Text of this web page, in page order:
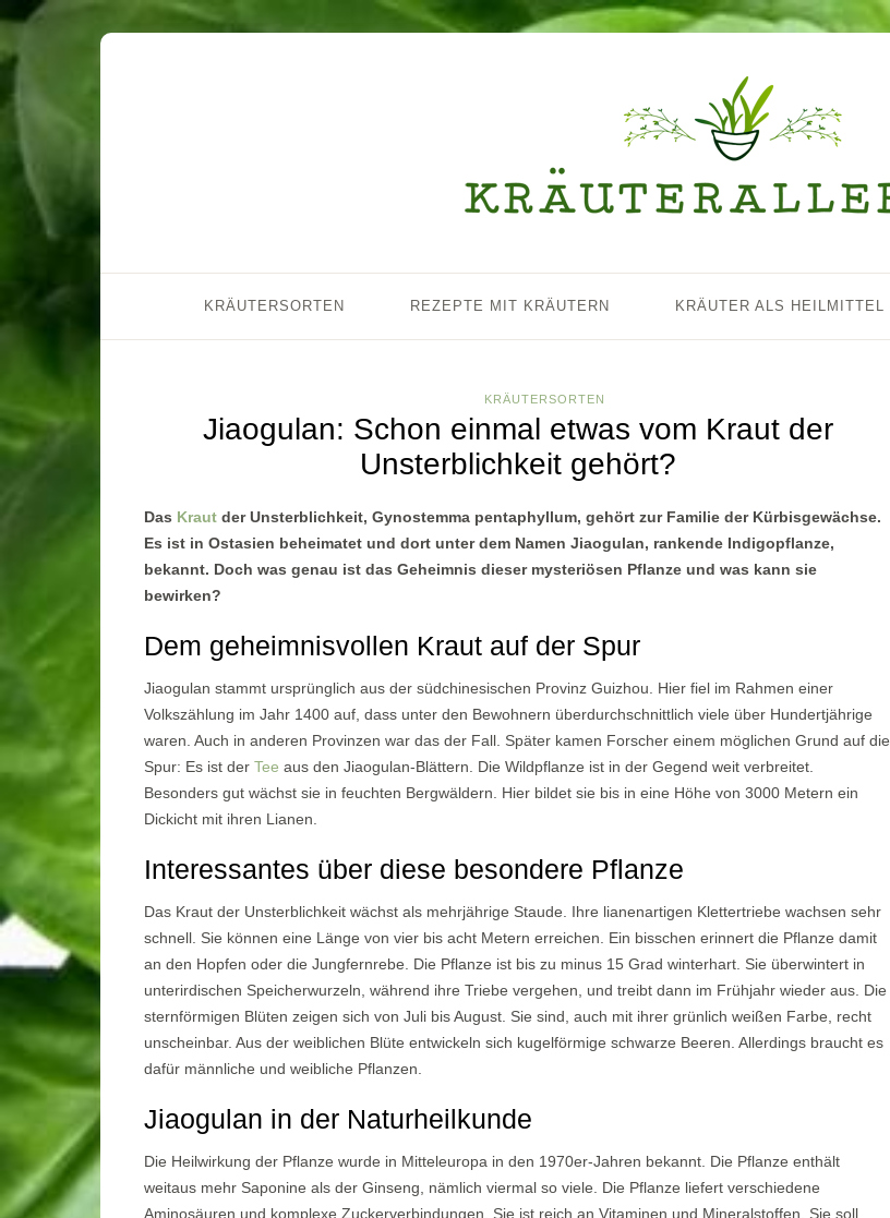
KRÄUTERSORTEN REZEPTE MIT KRÄUTERN KRÄUTER ALS HEILMITTEL
KRÄUTERSORTEN
Jiaogulan: Schon einmal etwas vom Kraut der
Unsterblichkeit gehört?
Das Kraut der Unsterblichkeit, Gynostemma pentaphyllum, gehört zur Familie der Kürbisgewächse.
Es ist in Ostasien beheimatet und dort unter dem Namen Jiaogulan, rankende Indigopflanze,
bekannt. Doch was genau ist das Geheimnis dieser mysteriösen Pflanze und was kann sie
bewirken?
Dem geheimnisvollen Kraut auf der Spur
Jiaogulan stammt ursprünglich aus der südchinesischen Provinz Guizhou. Hier fiel im Rahmen einer
Volkszählung im Jahr 1400 auf, dass unter den Bewohnern überdurchschnittlich viele über Hundertjährige
waren. Auch in anderen Provinzen war das der Fall. Später kamen Forscher einem möglichen Grund auf die
Spur: Es ist der Tee aus den Jiaogulan-Blättern. Die Wildpflanze ist in der Gegend weit verbreitet.
Besonders gut wächst sie in feuchten Bergwäldern. Hier bildet sie bis in eine Höhe von 3000 Metern ein
Dickicht mit ihren Lianen.
Interessantes über diese besondere Pflanze
Das Kraut der Unsterblichkeit wächst als mehrjährige Staude. Ihre lianenartigen Klettertriebe wachsen sehr
schnell. Sie können eine Länge von vier bis acht Metern erreichen. Ein bisschen erinnert die Pflanze damit
an den Hopfen oder die Jungfernrebe. Die Pflanze ist bis zu minus 15 Grad winterhart. Sie überwintert in
unterirdischen Speicherwurzeln, während ihre Triebe vergehen, und treibt dann im Frühjahr wieder aus. Die
sternförmigen Blüten zeigen sich von Juli bis August. Sie sind, auch mit ihrer grünlich weißen Farbe, recht
unscheinbar. Aus der weiblichen Blüte entwickeln sich kugelförmige schwarze Beeren. Allerdings braucht es
dafür männliche und weibliche Pflanzen.
Jiaogulan in der Naturheilkunde
Die Heilwirkung der Pflanze wurde in Mitteleuropa in den 1970er-Jahren bekannt. Die Pflanze enthält
weitaus mehr Saponine als der Ginseng, nämlich viermal so viele. Die Pflanze liefert verschiedene
Aminosäuren und komplexe Zuckerverbindungen. Sie ist reich an Vitaminen und Mineralstoffen. Sie soll